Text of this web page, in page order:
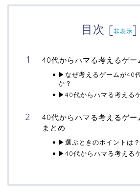
目次 [非表示]
40代からハマる考えるゲー
▶なぜ考えるゲームが40
か？
▶40代からハマる考える
40代からハマる考えるゲー
まとめ
▶選ぶときのポイントは？
▶40代からハマる考える